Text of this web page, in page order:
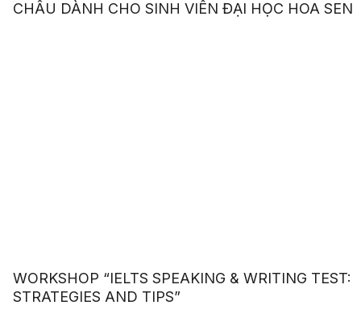
CHÂU DÀNH CHO SINH VIÊN ĐẠI HỌC HOA SEN
WORKSHOP “IELTS SPEAKING & WRITING TEST:
STRATEGIES AND TIPS”